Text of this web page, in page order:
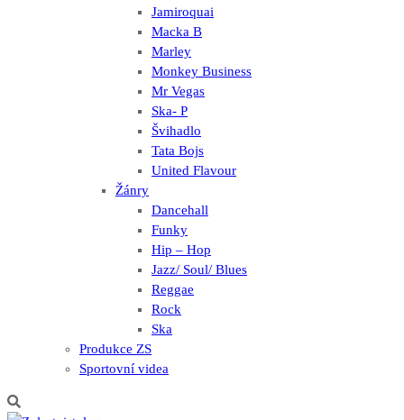
Jamiroquai
Macka B
Marley
Monkey Business
Mr Vegas
Ska- P
Švihadlo
Tata Bojs
United Flavour
Žánry
Dancehall
Funky
Hip – Hop
Jazz/ Soul/ Blues
Reggae
Rock
Ska
Produkce ZS
Sportovní videa